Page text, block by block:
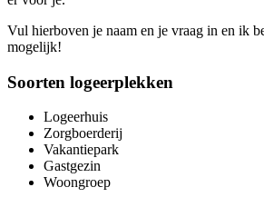
Vul hierboven je naam en je vraag in en ik
mogelijk!
Soorten logeerplekken
Logeerhuis
Zorgboerderij
Vakantiepark
Gastgezin
Woongroep